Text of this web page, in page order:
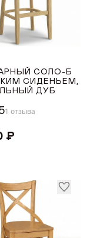
СОЛО-Б
СИДЕНЬЕМ,
ДУБ
1 отзыва
₽